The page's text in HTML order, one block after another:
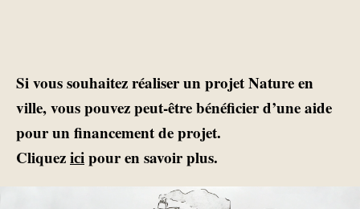
Si vous souhaitez réaliser un projet Nature en
ville, vous pouvez peut-être bénéficier d’une aide
pour un financement de projet.
Cliquez ici pour en savoir plus.